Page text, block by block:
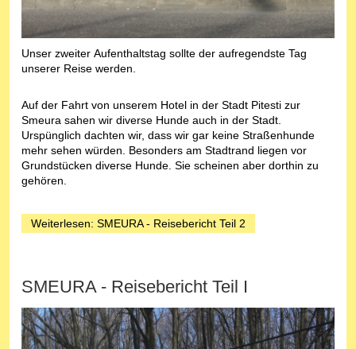
Unser zweiter Aufenthaltstag sollte der aufregendste Tag
unserer Reise werden.
Auf der Fahrt von unserem Hotel in der Stadt Pitesti zur
Smeura sahen wir diverse Hunde auch in der Stadt.
Urspünglich dachten wir, dass wir gar keine Straßenhunde
mehr sehen würden. Besonders am Stadtrand liegen vor
Grundstücken diverse Hunde. Sie scheinen aber dorthin zu
gehören.
Weiterlesen: SMEURA - Reisebericht Teil 2
SMEURA - Reisebericht Teil I